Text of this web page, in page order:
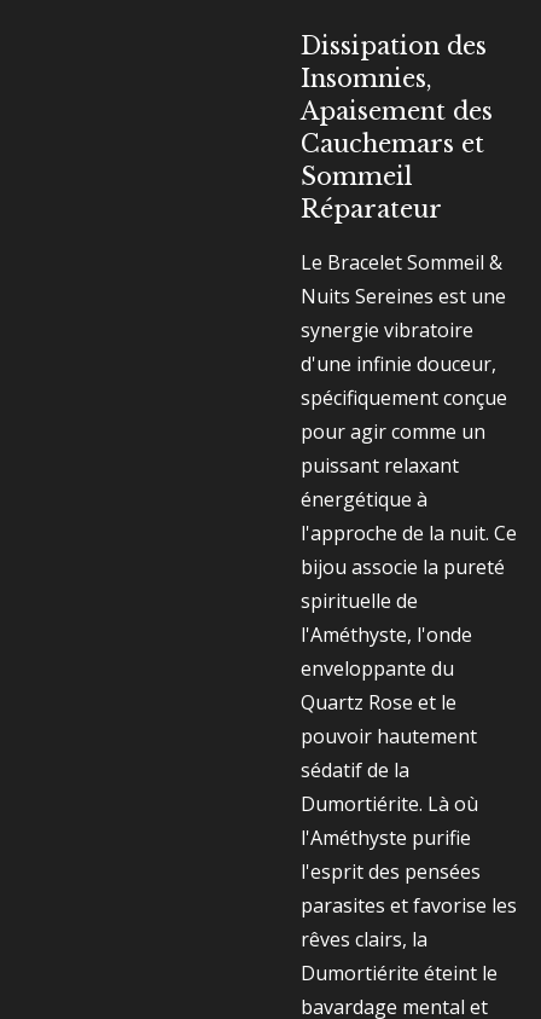
Dissipation des
Insomnies,
Apaisement des
Cauchemars et
Sommeil
Réparateur
Le Bracelet Sommeil &
Nuits Sereines est une
synergie vibratoire
d'une infinie douceur,
spécifiquement conçue
pour agir comme un
puissant relaxant
énergétique à
l'approche de la nuit. Ce
bijou associe la pureté
spirituelle de
l'Améthyste, l'onde
enveloppante du
Quartz Rose et le
pouvoir hautement
sédatif de la
Dumortiérite. Là où
l'Améthyste purifie
l'esprit des pensées
parasites et favorise les
rêves clairs, la
Dumortiérite éteint le
bavardage mental et